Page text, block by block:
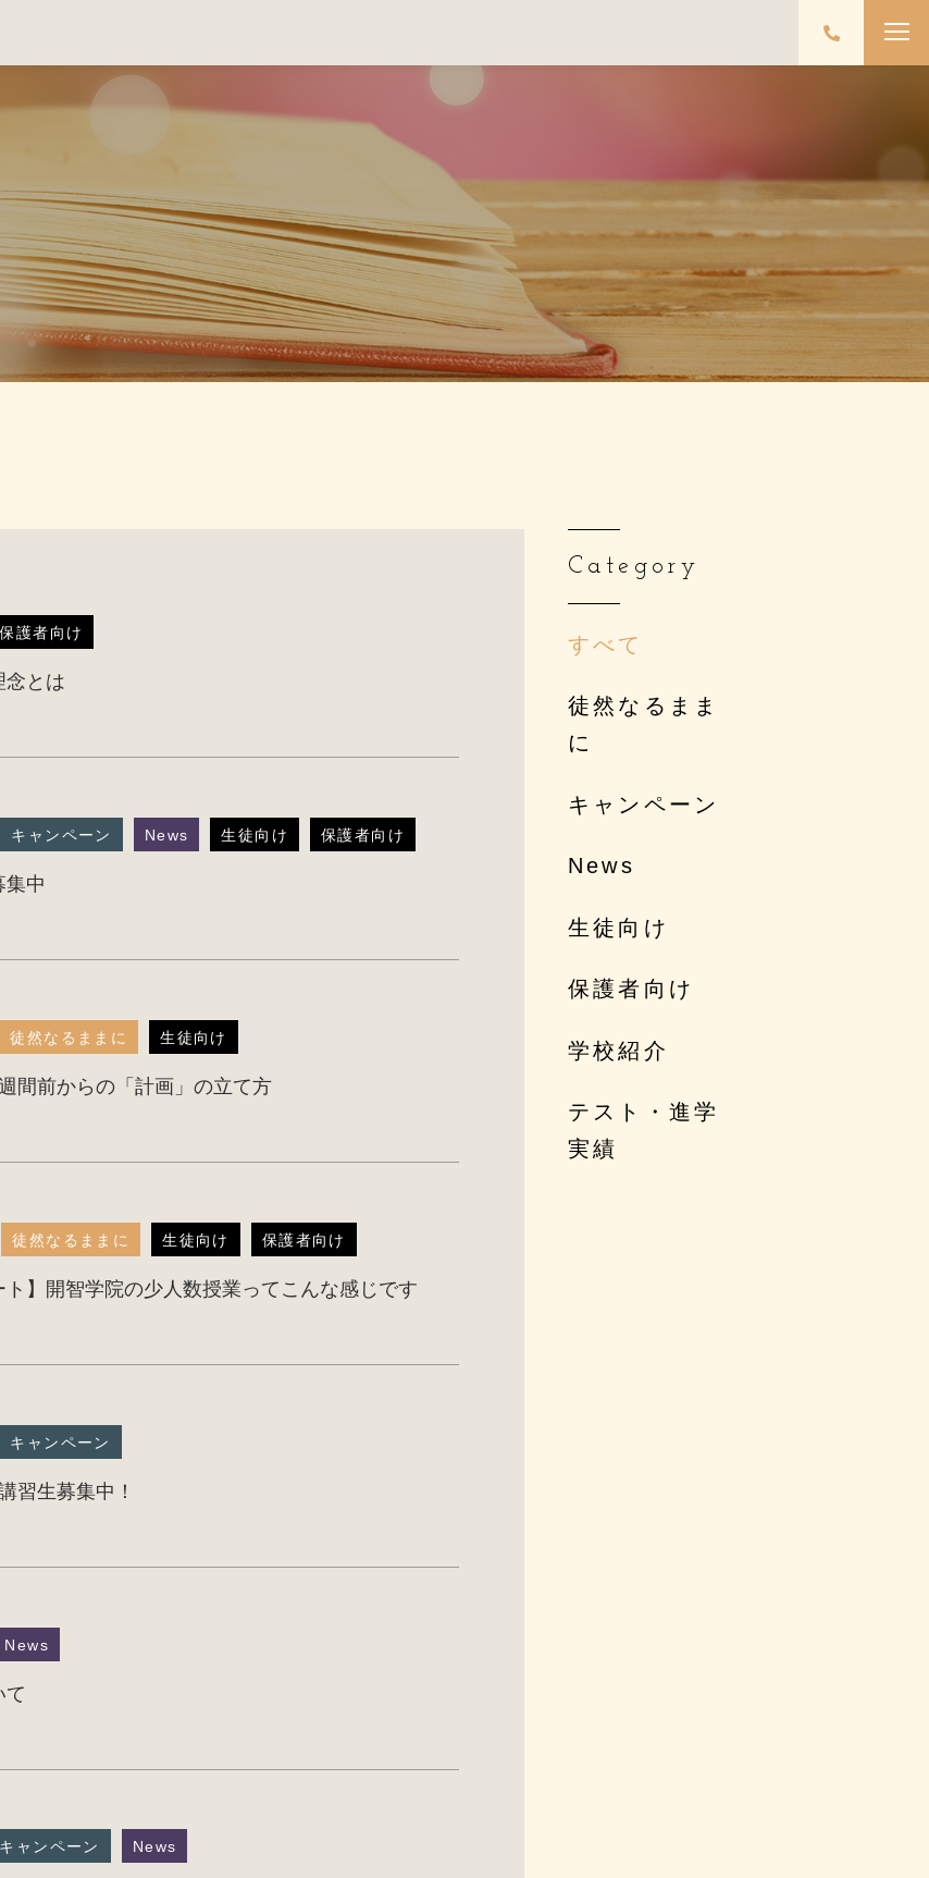
保護者向け
念とは
キャンペーン News 生徒向け 保護者向け
集中
徒然なるままに 生徒向け
間前からの「計画」の立て方
徒然なるままに 生徒向け 保護者向け
ト】開智学院の少人数授業ってこんな感じです
キャンペーン
習生募集中！
News
て
キャンペーン News
Category
すべて
徒然なるまま
に
キャンペーン
News
生徒向け
保護者向け
学校紹介
テスト・進学
実績